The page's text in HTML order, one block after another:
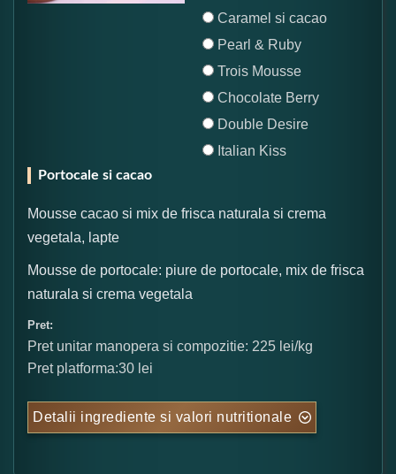
Caramel si cacao
Pearl & Ruby
Trois Mousse
Chocolate Berry
Double Desire
Italian Kiss
Portocale si cacao
Mousse cacao si mix de frisca naturala si crema
vegetala, lapte
Mousse de portocale: piure de portocale, mix de frisca
naturala si crema vegetala
Pret:
Pret unitar manopera si compozitie: 225 lei/kg
Pret platforma:30 lei
Detalii ingrediente si valori nutritionale